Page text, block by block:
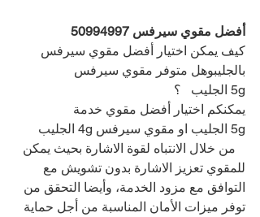
أفضل مقوي سيرفس 50994997
كيف يمكن اختيار أفضل مقوي سيرفس
بالجليبوهل متوفر مقوي سيرفس
5g الجليب   ؟
يمكنكم اختيار أفضل مقوي خدمة
5g الجليب او مقوي سيرفس 4g الجليب
من خلال الانتباه لقوة الاشارة بحيث يمكن
للمقوي تعزيز الاشارة بدون تشويش مع
التوافق مع مزود الخدمة، وأيضا التحقق من
توفر ميزات الأمان المناسبة من أجل حماية